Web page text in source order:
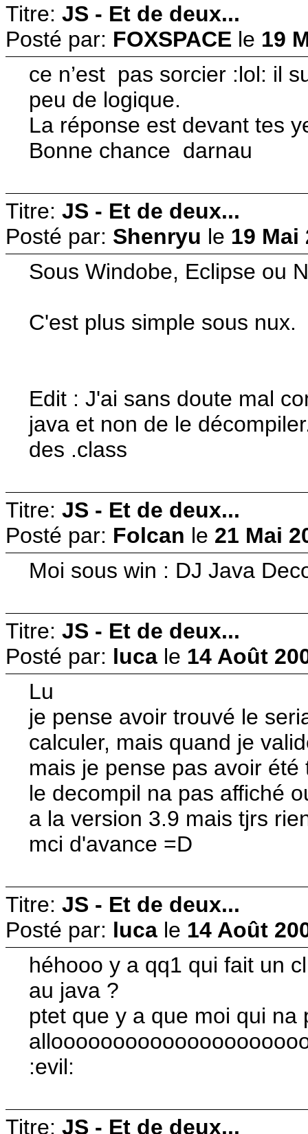
Titre: JS - Et de deux...
Posté par: FOXSPACE le 19
ce n’est pas sorcier :lol: il
peu de logique.
La réponse est devant tes
Bonne chance darnau
Titre: JS - Et de deux...
Posté par: Shenryu le 19 Mai
Sous Windobe, Eclipse ou
C'est plus simple sous nux.
Edit : J'ai sans doute mal
java et non de le
des .class
Titre: JS - Et de deux...
Posté par: Folcan le 21 Mai
Moi sous win : DJ Java
Titre: JS - Et de deux...
Posté par: luca le 14 Août
Lu
je pense avoir trouvé le
calculer, mais quand je
mais je pense pas avoir
le decompil na pas affiché
a la version 3.9 mais tjrs
mci d'avance =D
Titre: JS - Et de deux...
Posté par: luca le 14 Août
héhooo y a qq1 qui fait un
au java ?
ptet que y a que moi qui
:evil:
Titre: JS - Et de deux...